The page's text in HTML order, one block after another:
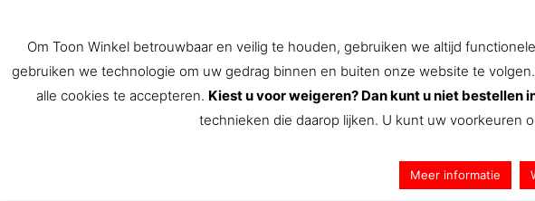
inhoud
Aanbiedingen
Om Toon Winkel betrouwbaar en veilig te houden, gebruiken we altijd
gebruiken we technologie om uw gedrag binnen en buiten onze website te
alle cookies te accepteren. Kiest u voor weigeren? Dan kunt u niet bestellen
technieken die daarop lijken. U kunt uw voorkeuren
Meer informatie